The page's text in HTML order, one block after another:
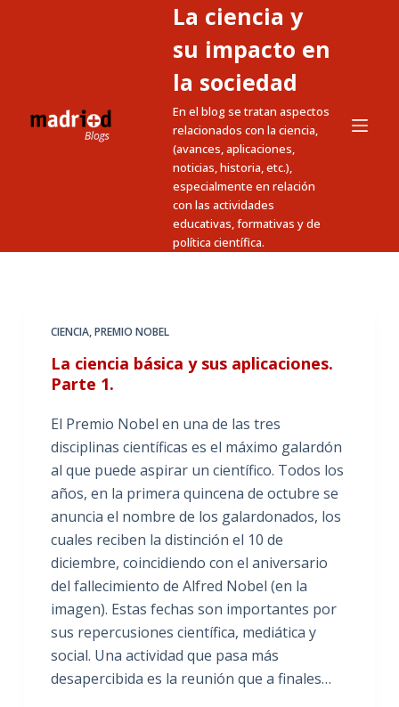
n
La ciencia y
su impacto en
la sociedad
En el blog se tratan aspectos
relacionados con la ciencia,
(avances, aplicaciones,
noticias, historia, etc.),
especialmente en relación
con las actividades
educativas, formativas y de
política científica.
CIENCIA,PREMIO NOBEL
La ciencia básica y sus aplicaciones.
Parte 1.
El Premio Nobel en una de las tres
disciplinas científicas es el máximo galardón
al que puede aspirar un científico. Todos los
años, en la primera quincena de octubre se
anuncia el nombre de los galardonados, los
cuales reciben la distinción el 10 de
diciembre, coincidiendo con el aniversario
del fallecimiento de Alfred Nobel (en la
imagen). Estas fechas son importantes por
sus repercusiones científica, mediática y
social. Una actividad que pasa más
desapercibida es la reunión que a finales…